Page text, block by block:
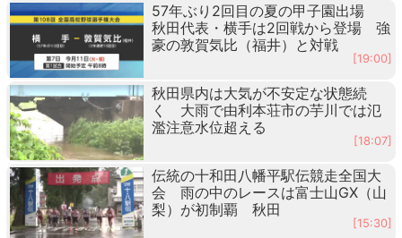
57年ぶり2回目の夏の甲子園出場
秋田代表・横手は2回戦から登場 強
豪の敦賀気比（福井）と対戦
[19:00]
秋田県内は大気が不安定な状態続
く 大雨で由利本荘市の芋川では氾
濫注意水位超える
[18:07]
伝統の十和田八幡平駅伝競走全国大
会 雨の中のレースは富士山GX（山
梨）が初制覇 秋田
[15:30]